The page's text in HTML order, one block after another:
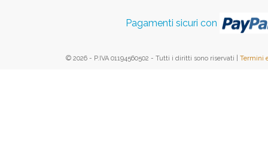
Pagamenti sicuri con
© 2026 - P.IVA 01194560502 - Tutti i diritti sono riservati | Termini